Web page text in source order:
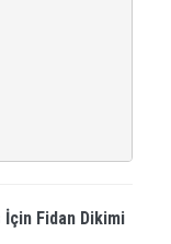
İçin Fidan Dikimi